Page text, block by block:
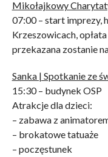
Mikołajkowy
07:00 – start imprezy,
Krzeszowicach,
przekazana zostanie
Sanka | Spotkanie ze
15:30 – budynek OSP
Atrakcje dla dzieci:
– zabawa z
– brokatowe tatuaże
– poczęstunek